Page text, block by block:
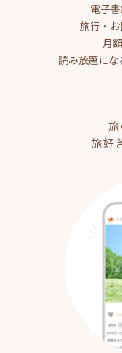
電子
旅行・
月
読み放題にな
旅
旅好